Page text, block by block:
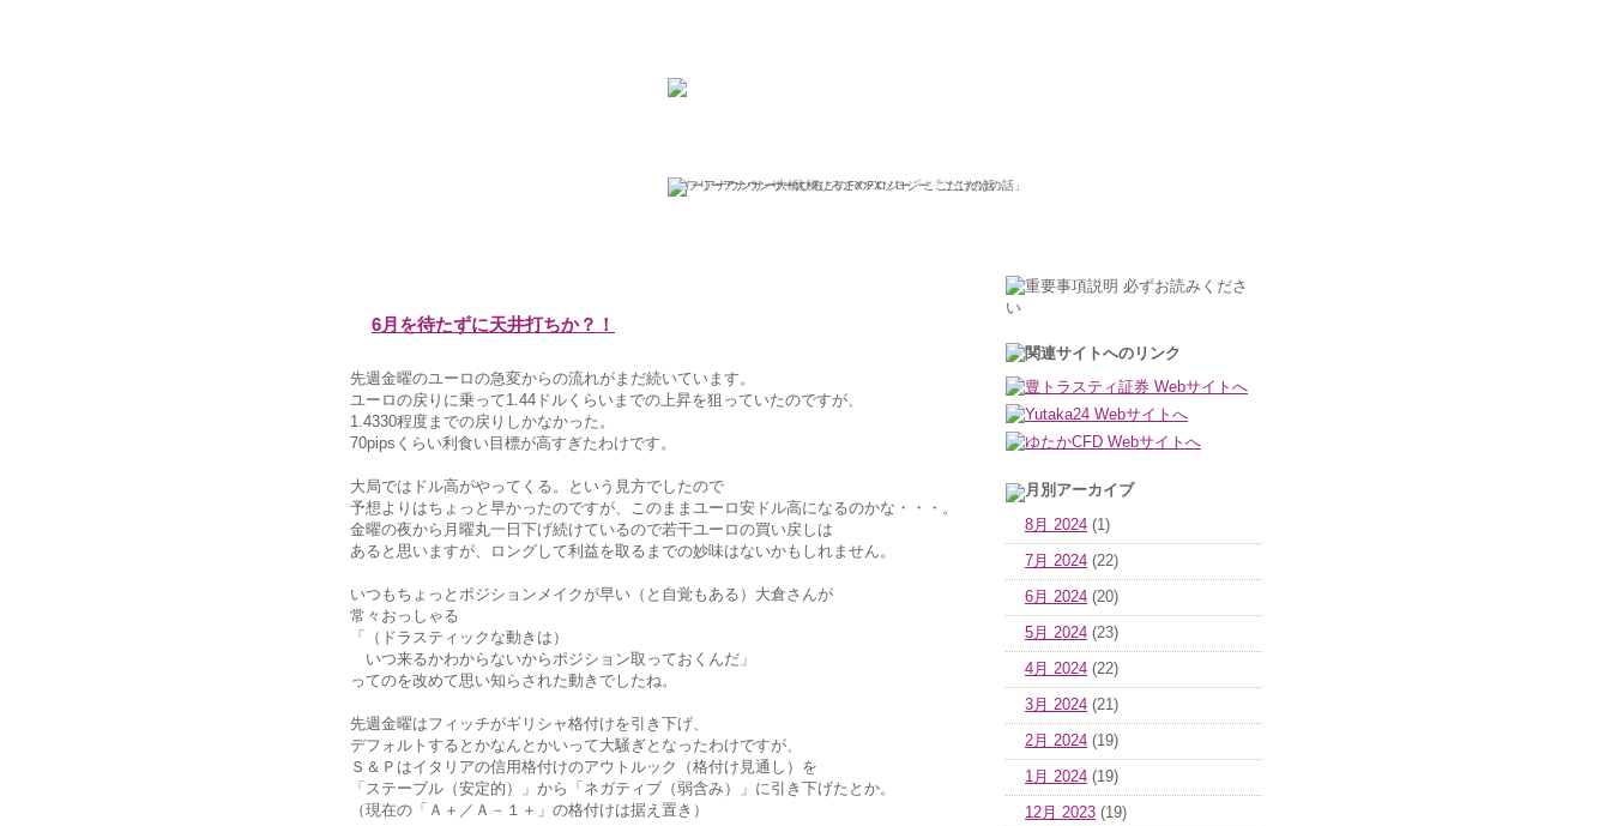
ひろこの“ボラタイル”な日々
フリーアナウンサー大橋ひろこのFXソロジー「ここだけの話」
6月を待たずに天井打ちか？！
先週金曜のユーロの急変からの流れがまだ続いています。
ユーロの戻りに乗って1.44ドルくらいまでの上昇を狙っていたのですが、
1.4330程度までの戻りしかなかった。
70pipsくらい利食い目標が高すぎたわけです。
大局ではドル高がやってくる。という見方でしたので
予想よりはちょっと早かったのですが、このままユーロ安ドル高になるのかな・・・。
金曜の夜から月曜丸一日下げ続けているので若干ユーロの買い戻しは
あると思いますが、ロングして利益を取るまでの妙味はないかもしれません。
いつもちょっとポジションメイクが早い（と自覚もある）大倉さんが
常々おっしゃる
「（ドラスティックな動きは）
いつ来るかわからないからポジション取っておくんだ」
ってのを改めて思い知らされた動きでしたね。
先週金曜はフィッチがギリシャ格付けを引き下げ、
デフォルトするとかなんとかいって大騒ぎとなったわけですが、
Ｓ＆Ｐはイタリアの信用格付けのアウトルック（格付け見通し）を
「ステーブル（安定的）」から「ネガティブ（弱含み）」に引き下げたとか。
（現在の「Ａ＋／Ａ－１＋」の格付けは据え置き）
8月 2024 (1)
7月 2024 (22)
6月 2024 (20)
5月 2024 (23)
4月 2024 (22)
3月 2024 (21)
2月 2024 (19)
1月 2024 (19)
12月 2023 (19)